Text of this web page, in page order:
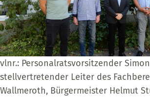
vlnr.: Personalratsvorsitzender
stellvertretender Leiter des
Wallmeroth, Bürgermeister Helmut